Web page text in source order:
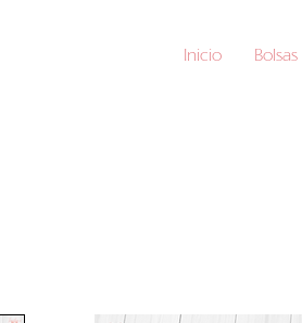
Inicio Bolsas